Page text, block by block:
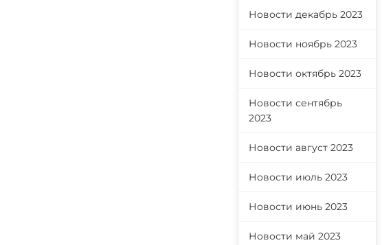
Новости декабрь 2023
Новости ноябрь 2023
Новости октябрь 2023
Новости сентябрь
2023
Новости август 2023
Новости июль 2023
Новости июнь 2023
Новости май 2023